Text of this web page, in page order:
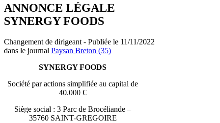
ANNONCE LÉGALE
SYNERGY FOODS
Changement de dirigeant - Publiée le 11/11/2022
dans le journal Paysan Breton (35)
SYNERGY FOODS
Société par actions simplifiée au capital de
40.000 €
Siège social : 3 Parc de Brocéliande –
35760 SAINT-GREGOIRE